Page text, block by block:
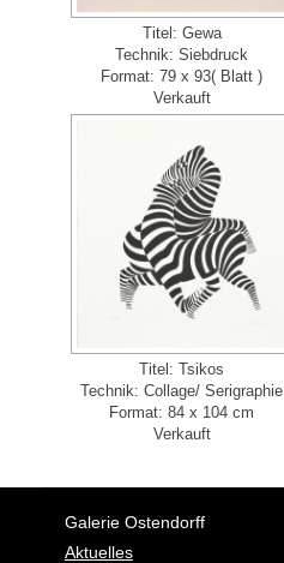
Titel: Gewa
Technik: Siebdruck
Format: 79 x 93( Blatt )
Verkauft
Titel: Tsikos
Technik: Collage/ Serigraphie
Format: 84 x 104 cm
Verkauft
Galerie Ostendorff
Aktuelles